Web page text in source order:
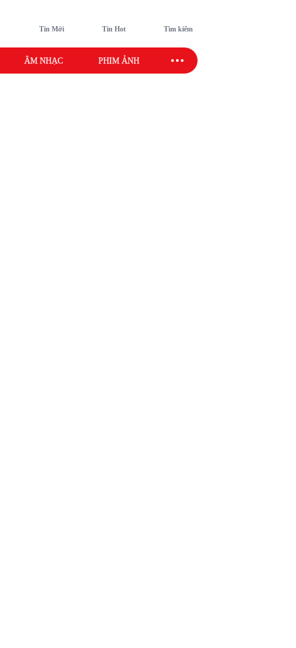
Tin Mới Tin Hot Tìm kiếm
ÂM NHẠC PHIM ẢNH SAO SPORT